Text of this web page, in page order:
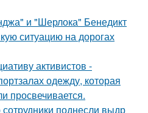
и "Шерлока" Бенедикт
ситуацию на дорогах
активистов -
одежду, которая
просвечивается.
поднесли выдр